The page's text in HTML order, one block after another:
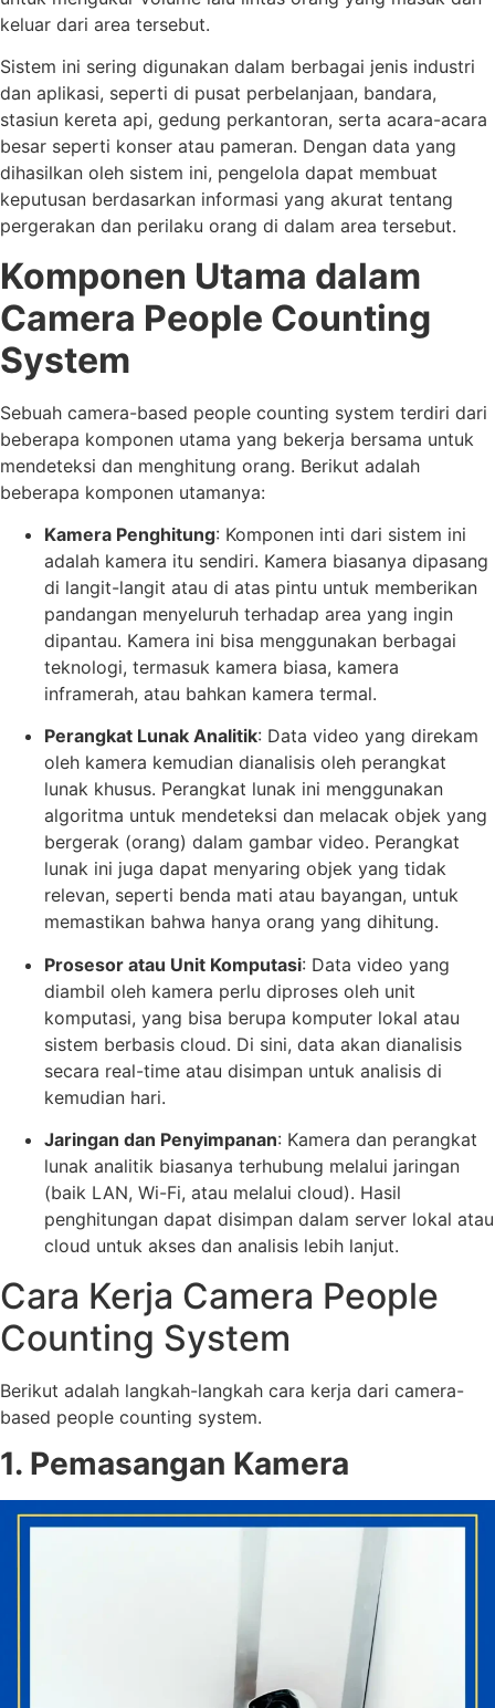
keluar dari area tersebut.
Sistem ini sering digunakan dalam berbagai jenis industri
dan aplikasi, seperti di pusat perbelanjaan, bandara,
stasiun kereta api, gedung perkantoran, serta acara-acara
besar seperti konser atau pameran. Dengan data yang
dihasilkan oleh sistem ini, pengelola dapat membuat
keputusan berdasarkan informasi yang akurat tentang
pergerakan dan perilaku orang di dalam area tersebut.
Komponen Utama dalam
Camera People Counting
System
Sebuah camera-based people counting system terdiri dari
beberapa komponen utama yang bekerja bersama untuk
mendeteksi dan menghitung orang. Berikut adalah
beberapa komponen utamanya:
Kamera Penghitung: Komponen inti dari sistem ini
adalah kamera itu sendiri. Kamera biasanya dipasang
di langit-langit atau di atas pintu untuk memberikan
pandangan menyeluruh terhadap area yang ingin
dipantau. Kamera ini bisa menggunakan berbagai
teknologi, termasuk kamera biasa, kamera
inframerah, atau bahkan kamera termal.
Perangkat Lunak Analitik: Data video yang direkam
oleh kamera kemudian dianalisis oleh perangkat
lunak khusus. Perangkat lunak ini menggunakan
algoritma untuk mendeteksi dan melacak objek yang
bergerak (orang) dalam gambar video. Perangkat
lunak ini juga dapat menyaring objek yang tidak
relevan, seperti benda mati atau bayangan, untuk
memastikan bahwa hanya orang yang dihitung.
Prosesor atau Unit Komputasi: Data video yang
diambil oleh kamera perlu diproses oleh unit
komputasi, yang bisa berupa komputer lokal atau
sistem berbasis cloud. Di sini, data akan dianalisis
secara real-time atau disimpan untuk analisis di
kemudian hari.
Jaringan dan Penyimpanan: Kamera dan perangkat
lunak analitik biasanya terhubung melalui jaringan
(baik LAN, Wi-Fi, atau melalui cloud). Hasil
penghitungan dapat disimpan dalam server lokal atau
cloud untuk akses dan analisis lebih lanjut.
Cara Kerja Camera People
Counting System
Berikut adalah langkah-langkah cara kerja dari camera-
based people counting system.
1. Pemasangan Kamera